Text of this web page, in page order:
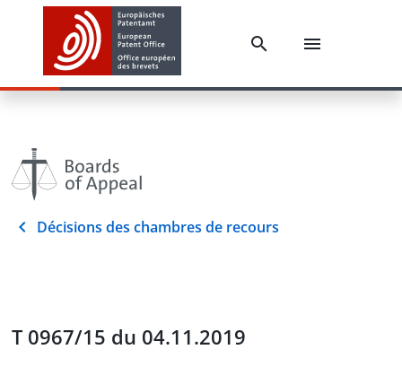
Décisions des chambres de recours
T 0967/15 du 04.11.2019